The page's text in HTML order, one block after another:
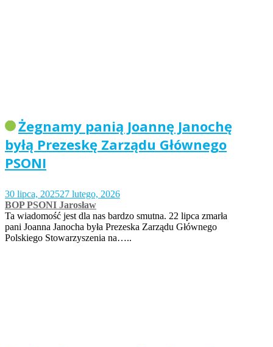
Żegnamy panią Joannę Janochę
byłą Prezeskę Zarządu Głównego
PSONI
30 lipca, 202527 lutego, 2026
BOP PSONI Jarosław
Ta wiadomość jest dla nas bardzo smutna. 22 lipca zmarła
pani Joanna Janocha była Prezeska Zarządu Głównego
Polskiego Stowarzyszenia na…..